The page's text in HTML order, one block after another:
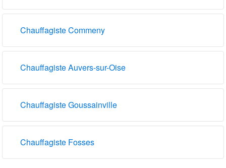
Chauffagiste Commeny
Chauffagiste Auvers-sur-Oise
Chauffagiste Goussainville
Chauffagiste Fosses